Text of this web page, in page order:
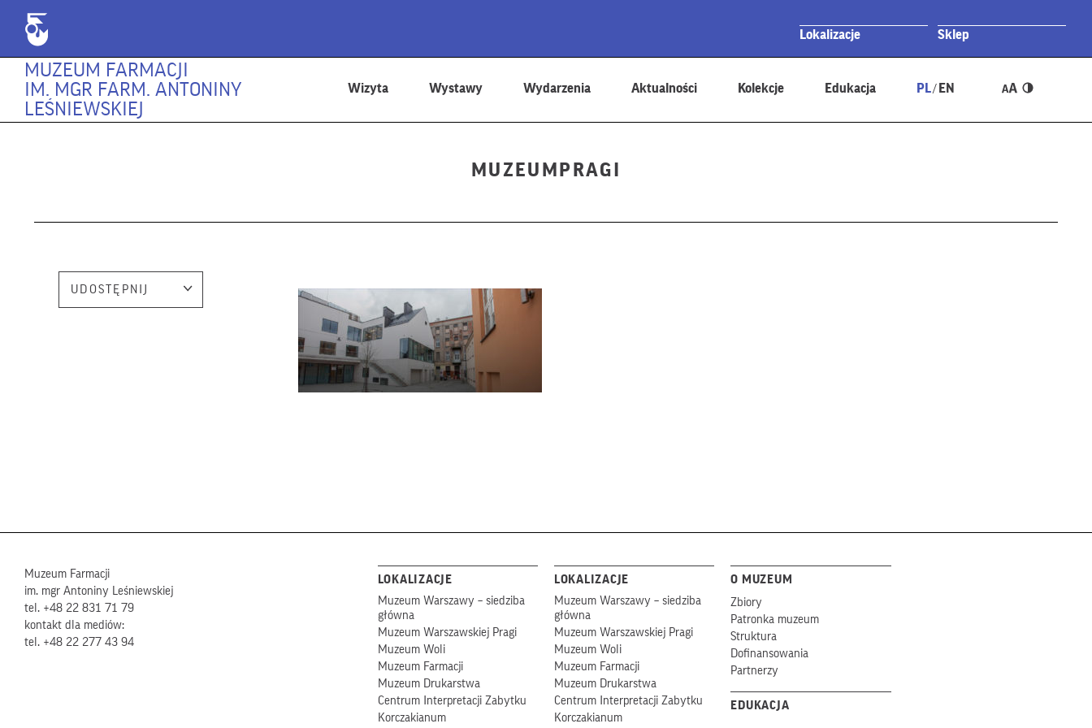
Lokalizacje Sklep
MUZEUM FARMACJI
IM. MGR FARM. ANTONINY
LEŚNIEWSKIEJ
Wizyta Wystawy Wydarzenia Aktualności Kolekcje Edukacja PL/ EN
MUZEUMPRAGI
UDOSTĘPNIJ
Muzeum Farmacji
im. mgr Antoniny Leśniewskiej
tel. +48 22 831 71 79
kontakt dla mediów:
tel. +48 22 277 43 94
LOKALIZACJE
Muzeum Warszawy – siedziba
główna
Muzeum Warszawskiej Pragi
Muzeum Woli
Muzeum Farmacji
Muzeum Drukarstwa
Centrum Interpretacji Zabytku
Korczakianum
LOKALIZACJE
Muzeum Warszawy – siedziba
główna
Muzeum Warszawskiej Pragi
Muzeum Woli
Muzeum Farmacji
Muzeum Drukarstwa
Centrum Interpretacji Zabytku
Korczakianum
O MUZEUM
Zbiory
Patronka muzeum
Struktura
Dofinansowania
Partnerzy
EDUKACJA